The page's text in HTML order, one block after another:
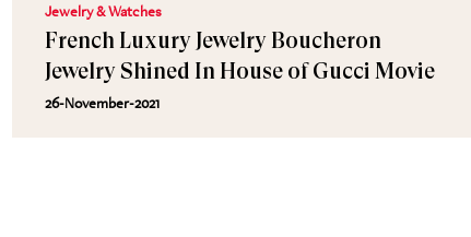
Jewelry & Watches
French Luxury Jewelry Boucheron
Jewelry Shined In House of Gucci Movie
26-November-2021